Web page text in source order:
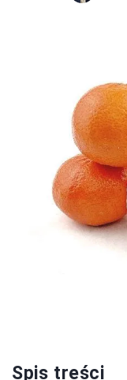
Spis treści